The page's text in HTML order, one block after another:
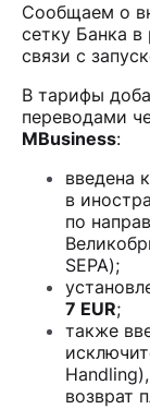
Сообщаем о
сетку Банка
связи с
В тарифы
переводами
MBusiness:
введена
в
по
SEPA);
7 EUR;
также
возврат